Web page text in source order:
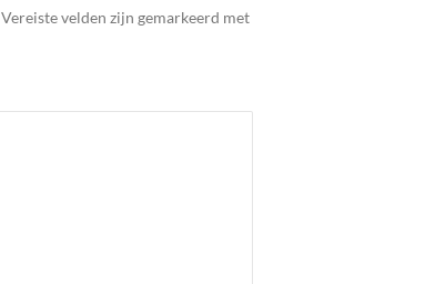
Vereiste velden zijn gemarkeerd met